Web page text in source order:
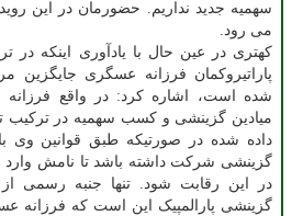
سهمیه جدید نداریم. حضورمان در این
می رود.
کهتری در عین حال با یادآوری اینکه در
پاراتیروکمان فرزانه عسگری جایگزین
شده است، اشاره کرد: در واقع
میادین گزینشی و کسب سهمیه در ترکیب
داده شده در صورتیکه طبق قوانین وی
گزینشی شرکت داشته باشد تا نامش وارد
در این رقابت شود. تنها جنبه رسمی
گزینشی پارالمپیک این است که فرزانه